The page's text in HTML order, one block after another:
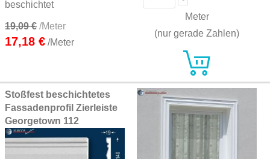
beschichtet
19,09 € /Meter
17,18 € /Meter
Meter
(nur gerade Zahlen)
Stoßfest beschichtetes
Fassadenprofil Zierleiste
Georgetown 112